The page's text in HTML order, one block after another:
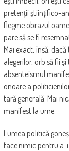
pretenții științifico-
flegme obrazul
pare să se fi
Mai exact, însă,
alegerilor, orb să fii
absenteismul
onoare a
tară generală. Mai
manifest la urne.
Lumea politică
face nimic pentru a-